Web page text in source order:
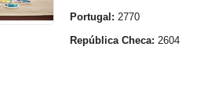
Portugal: 2770
República Checa: 2604